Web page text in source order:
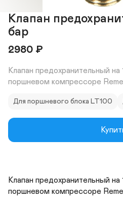
Клапан
бар
2980 ₽
Клапан предохранительный на
поршневом компрессоре
Для поршневого блока LT100
Клапан предохранительный на
поршневом компрессоре